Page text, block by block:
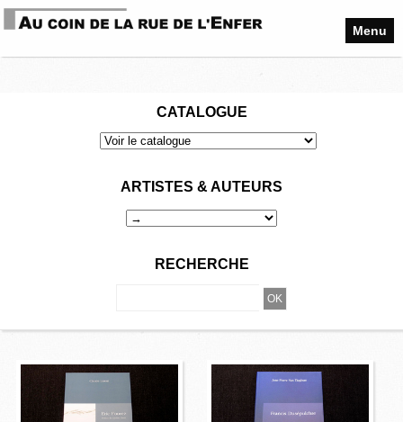
Menu
CATALOGUE
ARTISTES & AUTEURS
RECHERCHE